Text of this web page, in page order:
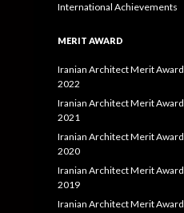
International Achievements
MERIT AWARD
Iranian Architect Merit Award
2022
Iranian Architect Merit Award
2021
Iranian Architect Merit Award
2020
Iranian Architect Merit Award
2019
Iranian Architect Merit Award